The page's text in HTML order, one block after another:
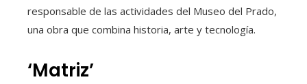
responsable de las actividades del Museo del Prado,
una obra que combina historia, arte y tecnología.
‘Matriz’